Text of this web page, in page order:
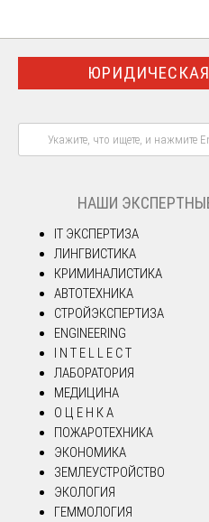
НАШИ
IT ЭКСПЕРТИЗА
ЛИНГВИСТИКА
КРИМИНАЛИСТИКА
АВТОТЕХНИКА
СТРОЙЭКСПЕРТИЗА
ENGINEERING
I N T E L L E C T
ЛАБОРАТОРИЯ
МЕДИЦИНА
О Ц Е Н К А
ПОЖАРОТЕХНИКА
ЭКОНОМИКА
ЗЕМЛЕУСТРОЙСТВО
ЭКОЛОГИЯ
ГЕММОЛОГИЯ